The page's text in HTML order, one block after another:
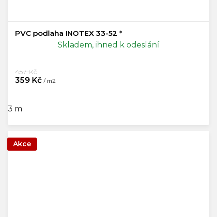
PVC podlaha INOTEX 33-52 *
Skladem, ihned k odeslání
359 Kč / m2
457 Kč
3 m
Akce